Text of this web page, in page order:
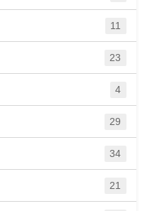
11
23
4
29
34
21